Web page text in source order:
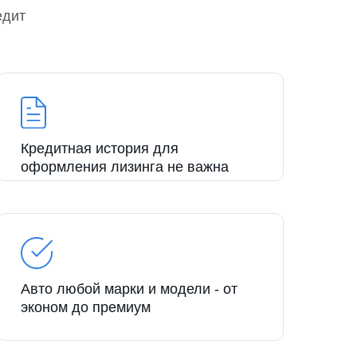
Кредитная история для
оформления лизинга не важна
Авто любой марки и модели - от
эконом до премиум